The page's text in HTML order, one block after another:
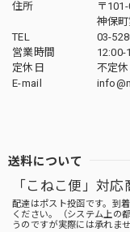
住所
〒
神保
TEL
03-
営業時間
12:00-
定休日
不定休
E-mail
送料について
「こねこ便」対応
配達はポスト投函です。到
ください。（システム上の
うのですが実際には承れませ